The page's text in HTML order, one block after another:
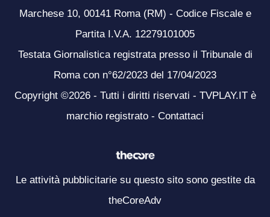
Marchese 10, 00141 Roma (RM) - Codice Fiscale e
Partita I.V.A. 12279101005
Testata Giornalistica registrata presso il Tribunale di
Roma con n°62/2023 del 17/04/2023
Copyright ©2026 - Tutti i diritti riservati - TVPLAY.IT è
marchio registrato - Contattaci
Le attività pubblicitarie su questo sito sono gestite da
theCoreAdv